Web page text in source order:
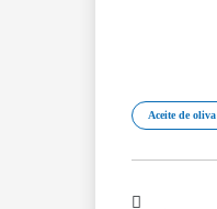
Aceite de oliva